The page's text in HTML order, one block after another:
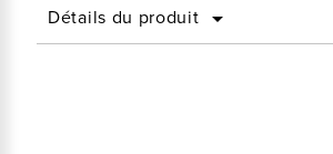
Détails du produit 